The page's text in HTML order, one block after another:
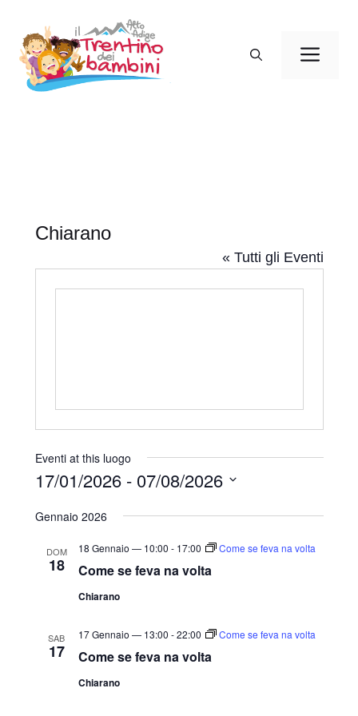
contenuto
Chiarano
« Tutti gli Eventi
Eventi at this luogo
17/01/2026 - 07/08/2026
e
Gennaio 2026
DOM
18 Come se feva na volta
18 Gennaio — 10:00 - 17:00 Come se feva na volta
Chiarano
SAB
17 Come se feva na volta
17 Gennaio — 13:00 -22:00 Come se feva na volta
Chiarano